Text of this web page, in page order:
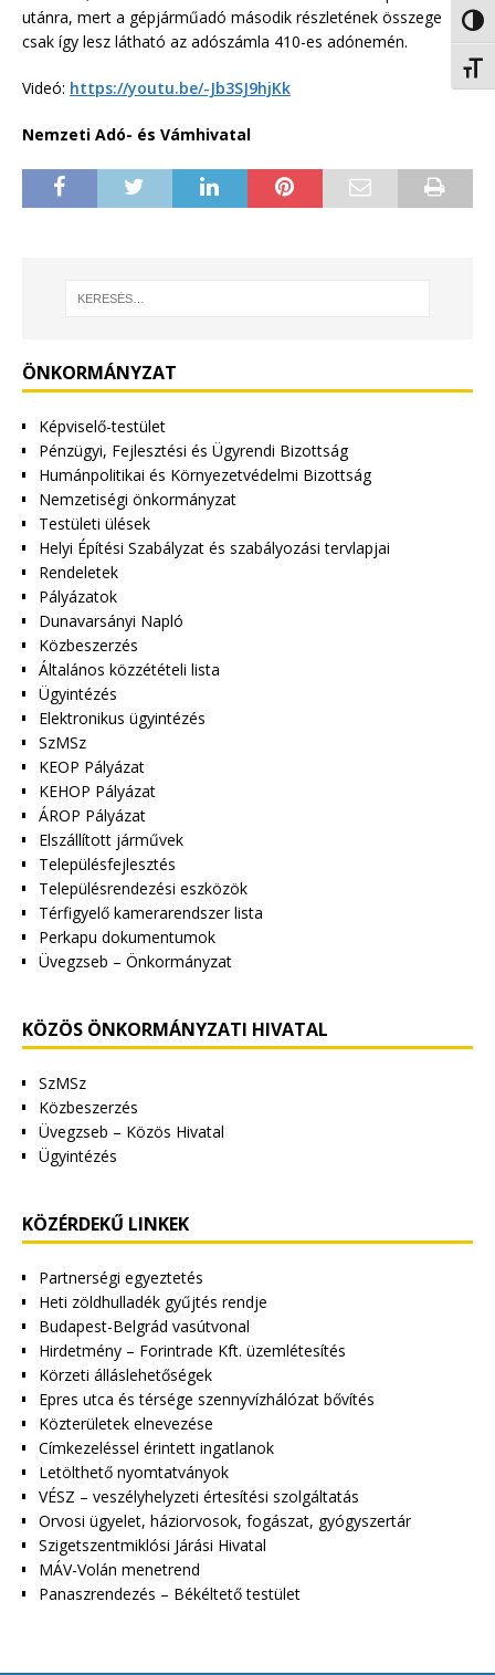
utánra, mert a gépjárműadó második részletének összege
csak így lesz látható az adószámla 410-es adónemén.
Videó: https://youtu.be/-Jb3SJ9hjKk
Nemzeti Adó- és Vámhivatal
ÖNKORMÁNYZAT
Képviselő-testület
Pénzügyi, Fejlesztési és Ügyrendi Bizottság
Humánpolitikai és Környezetvédelmi Bizottság
Nemzetiségi önkormányzat
Testületi ülések
Helyi Építési Szabályzat és szabályozási tervlapjai
Rendeletek
Pályázatok
Dunavarsányi Napló
Közbeszerzés
Általános közzétételi lista
Ügyintézés
Elektronikus ügyintézés
SzMSz
KEOP Pályázat
KEHOP Pályázat
ÁROP Pályázat
Elszállított járművek
Településfejlesztés
Településrendezési eszközök
Térfigyelő kamerarendszer lista
Perkapu dokumentumok
Üvegzseb – Önkormányzat
KÖZÖS ÖNKORMÁNYZATI HIVATAL
SzMSz
Közbeszerzés
Üvegzseb – Közös Hivatal
Ügyintézés
KÖZÉRDEKŰ LINKEK
Partnerségi egyeztetés
Heti zöldhulladék gyűjtés rendje
Budapest-Belgrád vasútvonal
Hirdetmény – Forintrade Kft. üzemlétesítés
Körzeti álláslehetőségek
Epres utca és térsége szennyvízhálózat bővítés
Közterületek elnevezése
Címkezeléssel érintett ingatlanok
Letölthető nyomtatványok
VÉSZ – veszélyhelyzeti értesítési szolgáltatás
Orvosi ügyelet, háziorvosok, fogászat, gyógyszertár
Szigetszentmiklósi Járási Hivatal
MÁV-Volán menetrend
Panaszrendezés – Békéltető testület